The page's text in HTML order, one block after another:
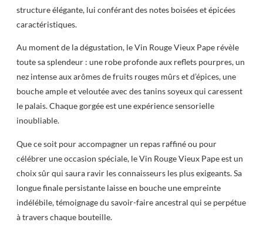
structure élégante, lui conférant des notes boisées et épicées
caractéristiques.
Au moment de la dégustation, le Vin Rouge Vieux Pape révèle
toute sa splendeur : une robe profonde aux reflets pourpres, un
nez intense aux arômes de fruits rouges mûrs et d’épices, une
bouche ample et veloutée avec des tanins soyeux qui caressent
le palais. Chaque gorgée est une expérience sensorielle
inoubliable.
Que ce soit pour accompagner un repas raffiné ou pour
célébrer une occasion spéciale, le Vin Rouge Vieux Pape est un
choix sûr qui saura ravir les connaisseurs les plus exigeants. Sa
longue finale persistante laisse en bouche une empreinte
indélébile, témoignage du savoir-faire ancestral qui se perpétue
à travers chaque bouteille.